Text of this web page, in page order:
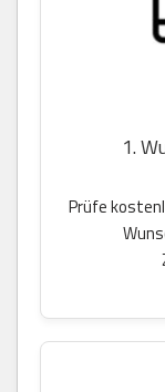
1.
Prüfe